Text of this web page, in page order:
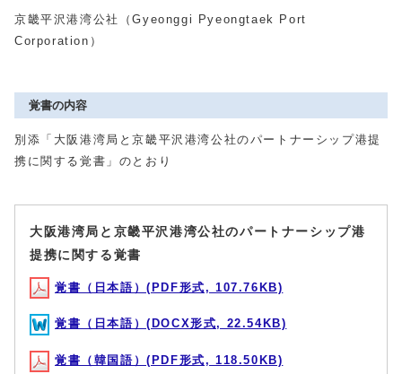
京畿平沢港湾公社（Gyeonggi Pyeongtaek Port
Corporation）
覚書の内容
別添「⼤阪港湾局と京畿平沢港湾公社のパートナーシップ港提
携に関する覚書」のとおり
⼤阪港湾局と京畿平沢港湾公社のパートナーシップ港
提携に関する覚書
覚書（日本語）(PDF形式, 107.76KB)
覚書（日本語）(DOCX形式, 22.54KB)
覚書（韓国語）(PDF形式, 118.50KB)